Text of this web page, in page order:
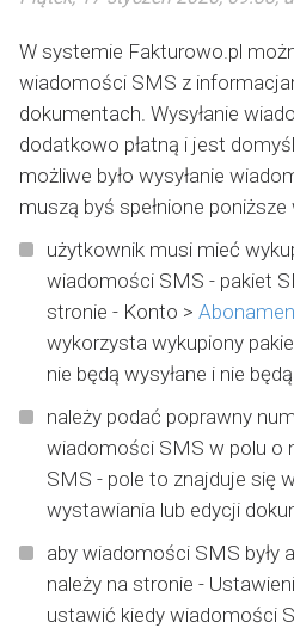
W systemie Fakturowo.pl
wiadomości SMS z
dokumentach. Wysyłanie
dodatkowo płatną i jest
możliwe było wysyłanie
muszą byś spełnione poniższe
użytkownik musi mieć
wiadomości SMS - pakiet
stronie - Konto >
wykorzysta wykupiony
nie będą wysyłane i nie
należy podać poprawny
wiadomości SMS w polu o
SMS - pole to znajduje się
wystawiania lub edycji
aby wiadomości SMS były
należy na stronie -
ustawić kiedy wiadomości